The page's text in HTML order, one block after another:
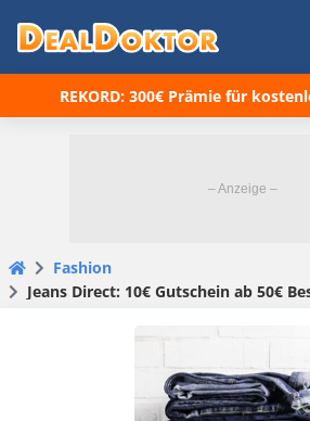
REKORD: 300€ Prämie für
Fashion
Jeans Direct: 10€ Gutschein ab 50€ Bestellwert / 20€ ab